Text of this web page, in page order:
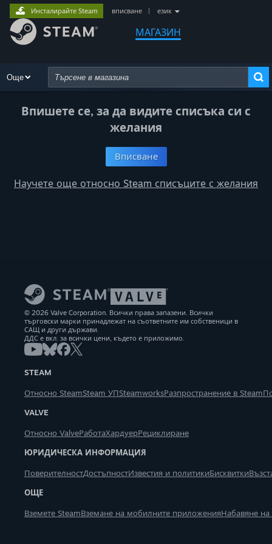
МАГАЗИН
Инсталирайте Steam вписване език
Преглед Препоръки Категории Начини за
Още
Разширено търсене
Впишете се, за да видите списъка си с
желания
Вписване
Научете още относно Steam списъците с желания
© 2026 Valve Corporation. Всички права запазени. Всички
търговски марки принадлежат на съответните им собственици в
САЩ и други държави.
ДДС е вкл. за всички цени, където е приложимо.
STEAM
Относно SteamSteam УПSteamworksРазпространение в Steam
VALVE
Относно ValveРаботаХардуерРециклиране
ЮРИДИЧЕСКА ИНФОРМАЦИЯ
ПоверителностДостъпностИзвестия и политикиБисквитки
ОЩЕ
Вземете SteamВземане на мобилните приложенияНабавяне